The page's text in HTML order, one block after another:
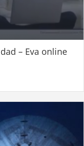
– Eva online